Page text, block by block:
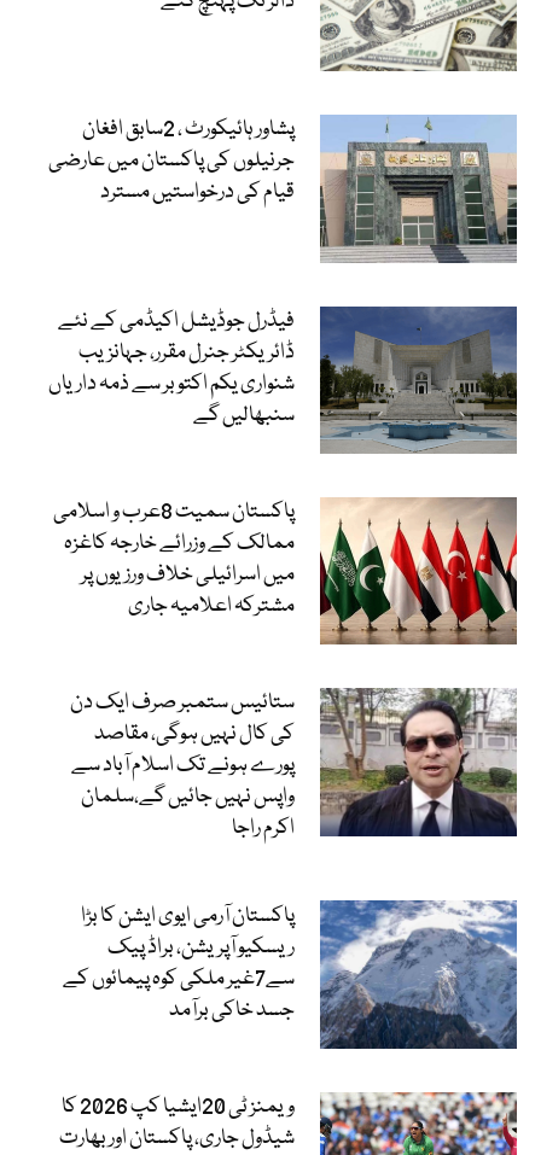
پشاور ہائیکورٹ ، 2سابق افغان
جرنیلوں کی پاکستان میں عارضی
قیام کی درخواستیں مسترد
فیڈرل جوڈیشل اکیڈمی کے نئے
ڈائریکٹر جنرل مقرر، جہانزیب
شنواری یکم اکتوبر سے ذمہ داریاں
سنبھالیں گے
پاکستان سمیت 8عرب و اسلامی
ممالک کے وزرائے خارجہ کاغزہ
میں اسرائیلی خلاف ورزیوں پر
مشترکہ اعلامیہ جاری
ستائیس ستمبر صرف ایک دن
کی کال نہیں ہوگی، مقاصد
پورے ہونے تک اسلام آباد سے
واپس نہیں جائیں گے،سلمان
اکرم راجا
پاکستان آرمی ایوی ایشن کا بڑا
ریسکیو آپریشن، براڈ پیک
سے7غیر ملکی کوہ پیمائوں کے
جسد خاکی برآمد
ویمنز ٹی 20ایشیا کپ 2026 کا
شیڈول جاری، پاکستان اور بھارت